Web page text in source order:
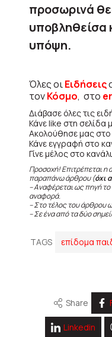
προσωρινά
υποβληθείσα
υπόψη.
Όλες οιΕιδήσεις
τονΚόσμο, στο
Διάβασε όλες τις
Κάνε like στη σελίδα
Ακολούθησε μας στο
Κάνε εγγραφή στο
Γίνε μέλος στο
Προσοχή! Επιτρέπεται
παραπάνω άρθρου (όχι
– Αναφέρεται ως πηγή το
αναφορά.
– Στο τέλος του άρθρου
– Σε ένα από τα δύο
TAGS επίδομα
Share
Linkedin